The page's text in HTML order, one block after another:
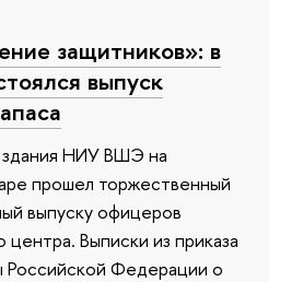
защитников»: в
выпуск
здания НИУ ВШЭ на
прошел торжественный
выпуску офицеров
Выписки из приказа
Российской Федерации о